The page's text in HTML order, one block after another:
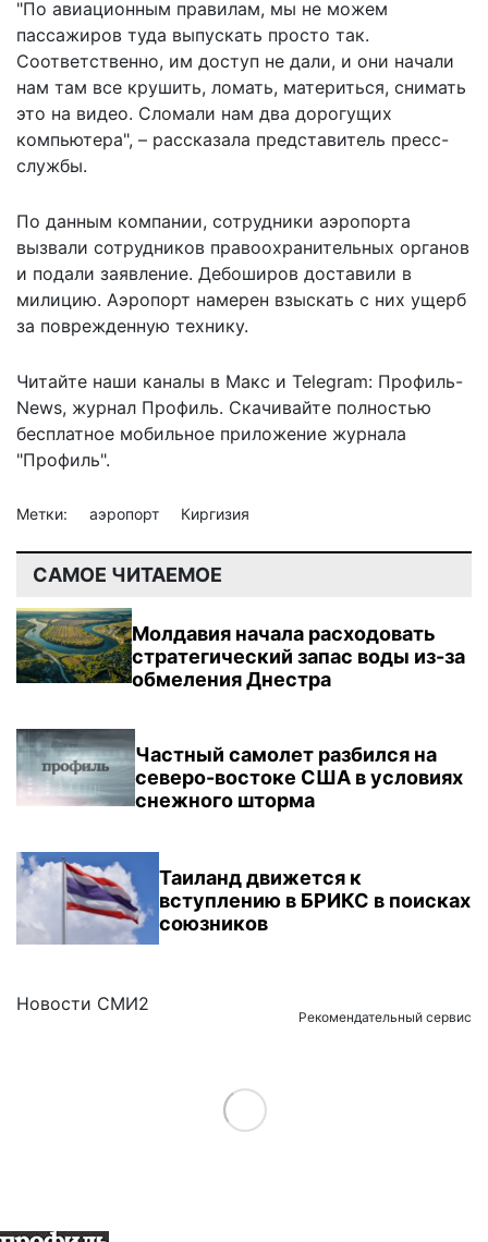
"По авиационным правилам, мы не можем
пассажиров туда выпускать просто так.
Соответственно, им доступ не дали, и они начали
нам там все крушить, ломать, материться, снимать
это на видео. Сломали нам два дорогущих
компьютера", – рассказала представитель пресс-
службы.
По данным компании, сотрудники аэропорта
вызвали сотрудников правоохранительных органов
и подали заявление. Дебоширов доставили в
милицию. Аэропорт намерен взыскать с них ущерб
за поврежденную технику.
Читайте наши каналы в Макс и Telegram: Профиль-
News, журнал Профиль. Скачивайте полностью
бесплатное мобильное приложение журнала
"Профиль".
Метки: аэропорт Киргизия
САМОЕ ЧИТАЕМОЕ
Молдавия начала расходовать
стратегический запас воды из-за
обмеления Днестра
Частный самолет разбился на
северо-востоке США в условиях
снежного шторма
Таиланд движется к
вступлению в БРИКС в поисках
союзников
Новости СМИ2
Рекомендательный сервис
Load More